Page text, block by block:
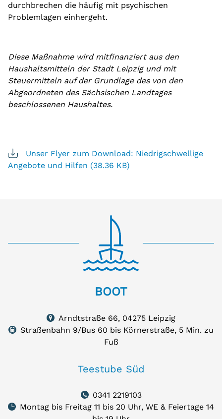
durchbrechen die häufig mit psychischen
Problemlagen einhergeht.
Diese Maßnahme wird mitfinanziert aus den
Haushaltsmitteln der Stadt Leipzig und mit
Steuermitteln auf der Grundlage des von den
Abgeordneten des Sächsischen Landtages
beschlossenen Haushaltes.
Unser Flyer zum Download: Niedrigschwellige
Angebote und Hilfen (38.36 KB)
Leipzig
BOOT
Karte
Arndtstraße 66, 04275 Leipzig
Straßenbahn 9/Bus 60 bis Körnerstraße, 5 Min. zu
Fuß
Teestube Süd
0341 2219103
Montag bis Freitag 11 bis 20 Uhr, WE & Feiertage 14